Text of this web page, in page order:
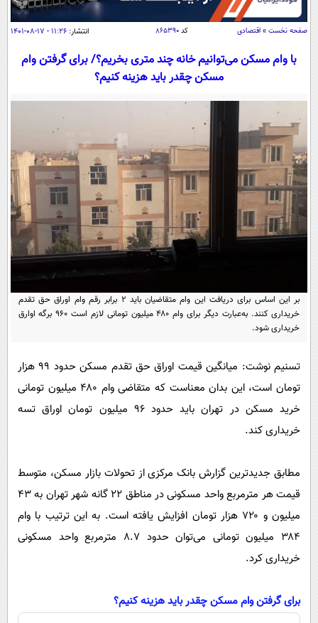
سیاسی
اقتصاد
خودرو
جامعه
اجتماعی
حوادث
یک برش دانایی
محیط زیست
سفر و تفریح
ورزشی
بین الملل
علم و دانش
فناوری و It
علمی
اخبار کریپتو
قرآن
گوناگون
سرگرمی
باشگاه مغز
فیلم
اقتصاد
سیاست
فرهنگی
بین الملل
اجتماعی
عصر ایران 2
خواندنی ها و دیدنی ها
داستان کوتاه
آشپزی
آموزش زبان
صفحه نخست » اقتصادی کد۸۶۵۳۹۰ انتشار: ۱۱:۲۶ - ۱۷-۰۸-۱۴۰۱
با وام مسکن می‌توانیم خانه چند متری بخریم؟/ برای گرفتن وام
مسکن چقدر باید هزینه کنیم؟
بر این اساس برای دریافت این وام متقاضیان باید ۲ برابر رقم وام اوراق حق تقدم
خریداری کنند. به‌عبارت دیگر برای وام ۴۸۰ میلیون تومانی لازم است ۹۶۰ برگه اوارق
خریداری شود.
تسنیم نوشت: میانگین قیمت اوراق حق تقدم مسکن حدود ۹۹ هزار
تومان است، این بدان معناست که متقاضی وام ۴۸۰ میلیون تومانی
خرید مسکن در تهران باید حدود ۹۶ میلیون تومان اوراق تسه
خریداری کند.
مطابق جدیدترین گزارش بانک مرکزی از تحولات بازار مسکن، متوسط
قیمت هر مترمربع واحد مسکونی در مناطق ۲۲ گانه شهر تهران به ۴۳
میلیون و ۷۲۰ هزار تومان افزایش یافته است. به این ترتیب با وام
۳۸۴ میلیون تومانی می‌توان حدود ۸.۷ مترمربع واحد مسکونی
خریداری کرد.
برای گرفتن وام مسکن چقدر باید هزینه کنیم؟